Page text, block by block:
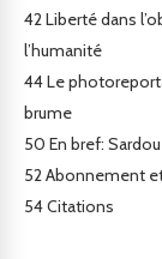
42 Liberté dans
l’humanité
44Le
brume
50 En bref:
52 Abonnement
54Citations